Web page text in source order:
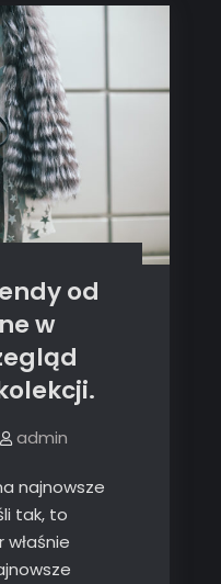
od
w
admin
najnowsze
tak, to
właśnie